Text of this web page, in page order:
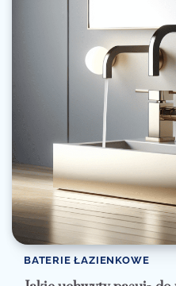
BATERIE ŁAZIENKOWE